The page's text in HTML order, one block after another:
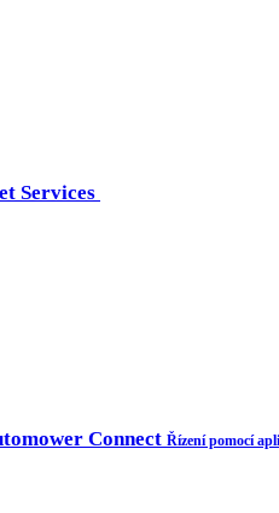
Services
Connect Řízení pomocí